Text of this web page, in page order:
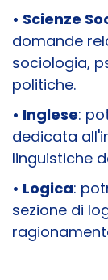
• Scienze
domande
sociologia,
politiche.
• Inglese:
dedicata
linguistiche
• Logica:
sezione di